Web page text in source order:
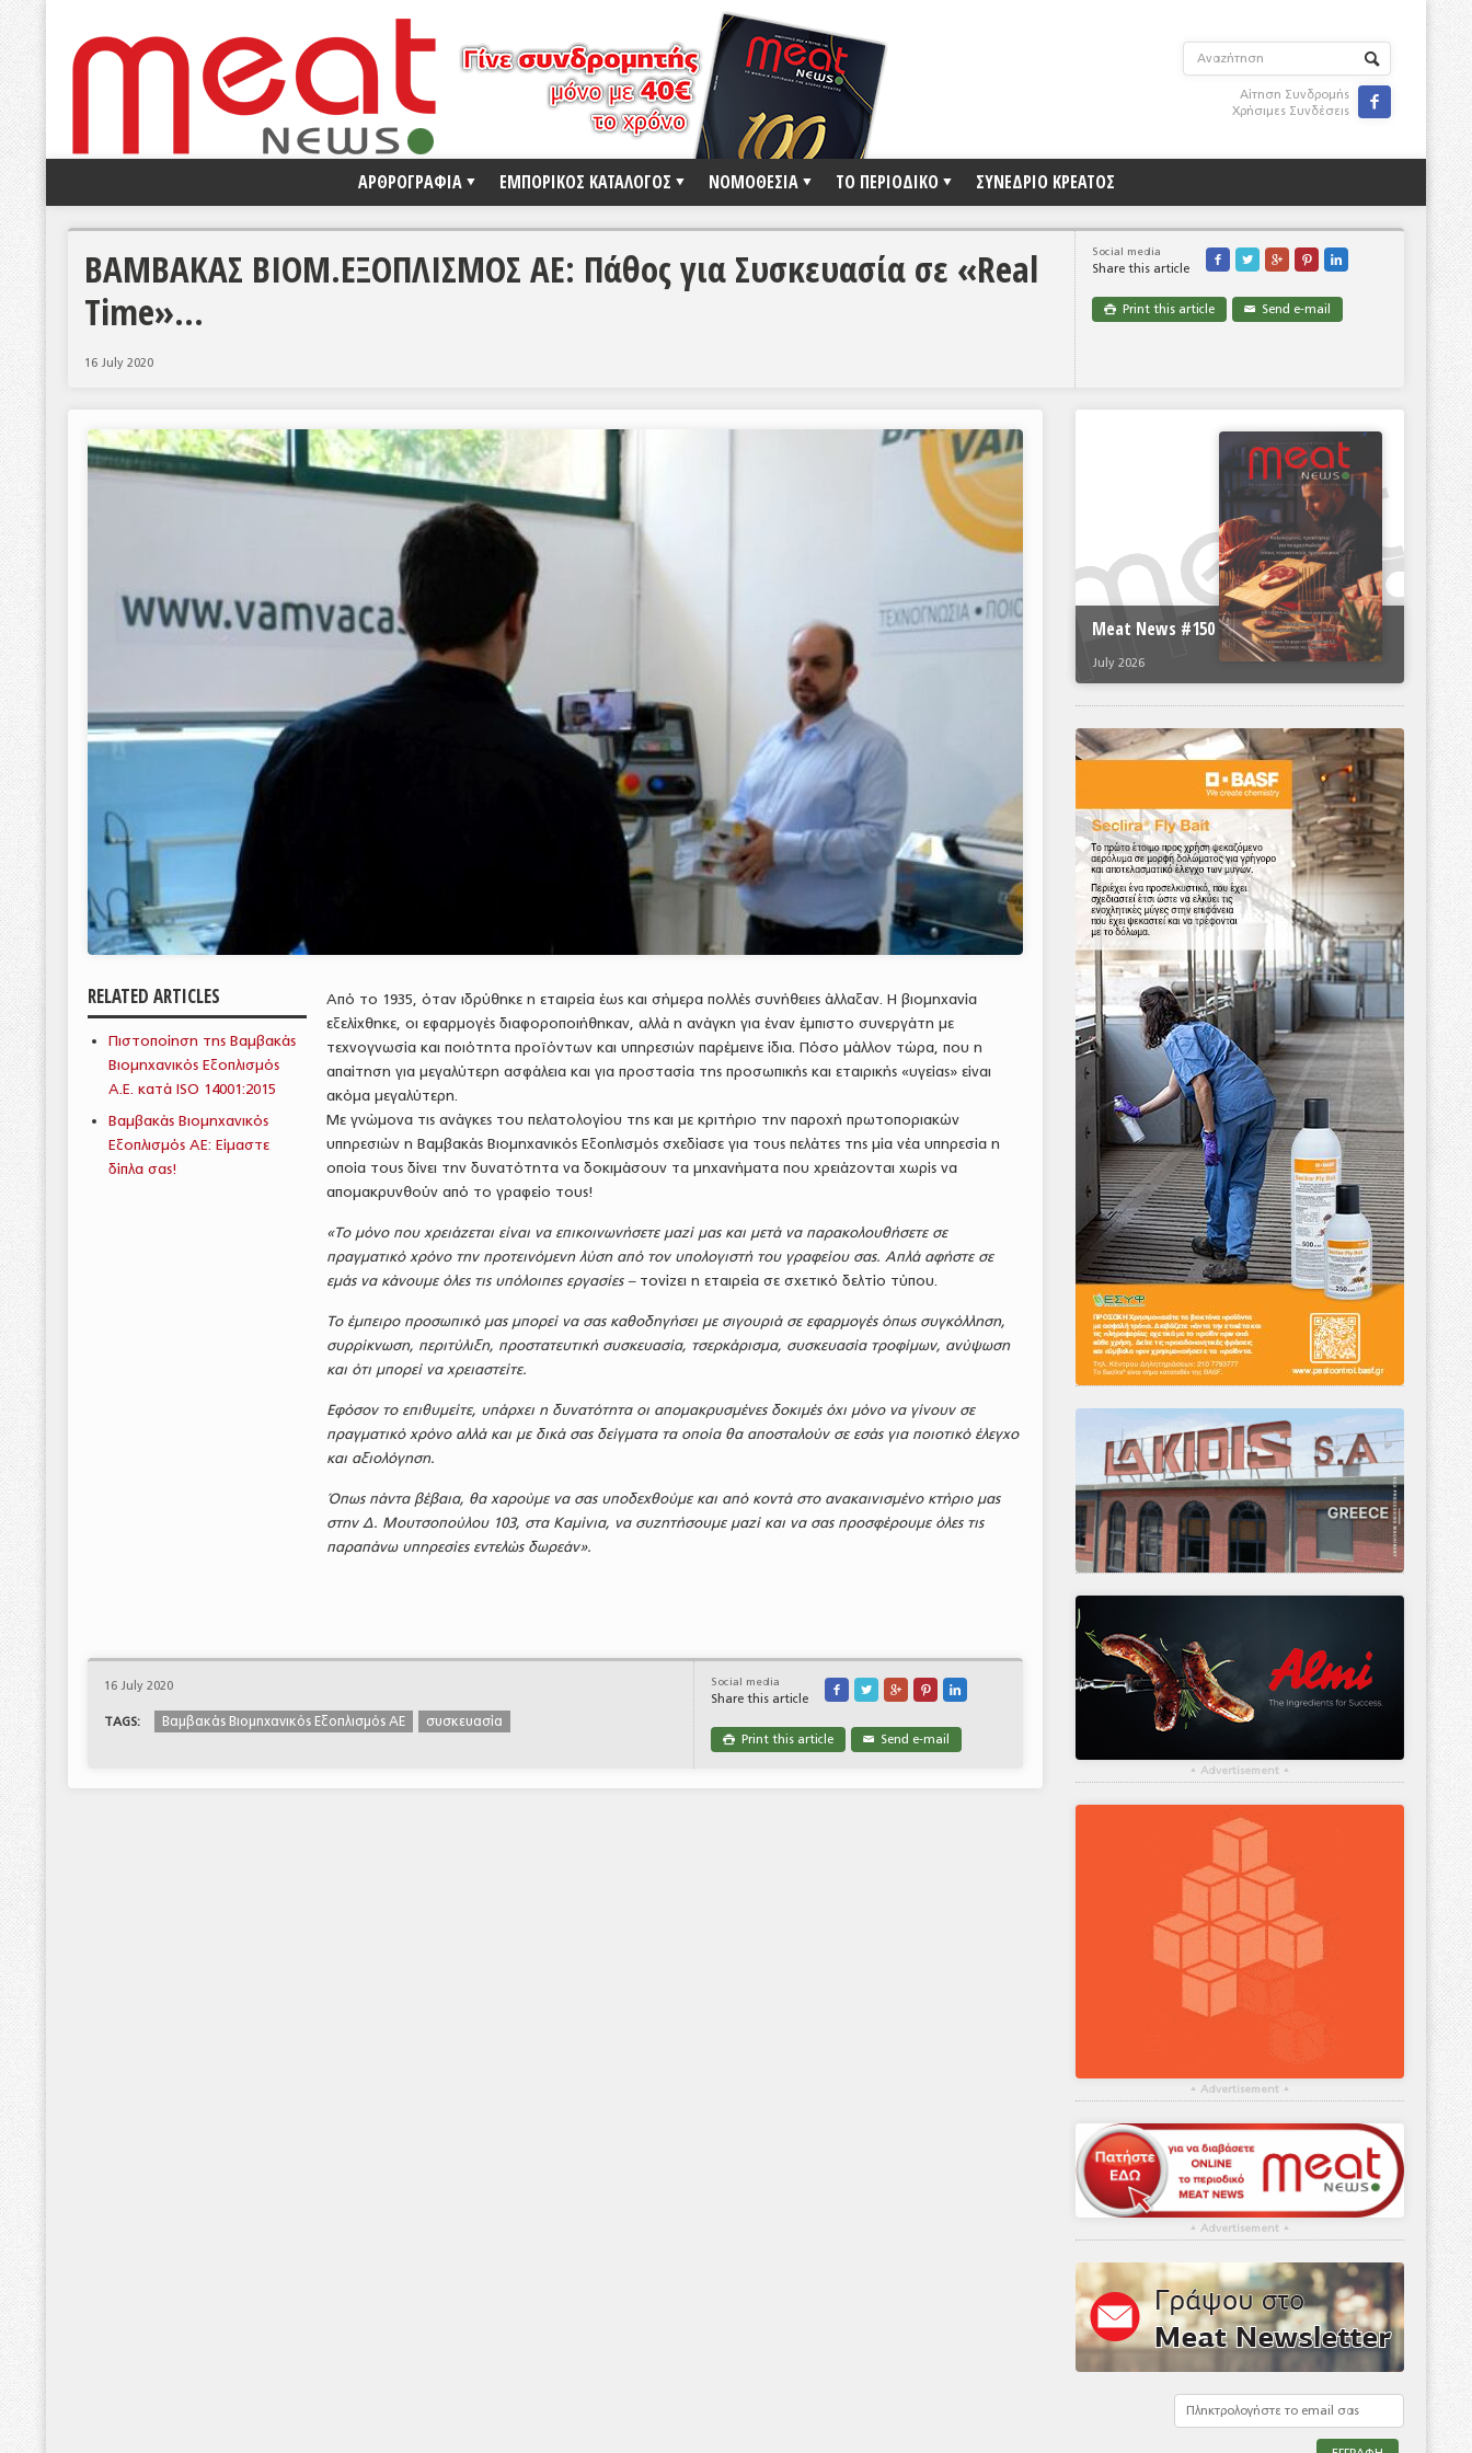
Αίτηση Συνδρομής
Χρήσιμες Συνδέσεις

ΑΡΘΡΟΓΡΑΦΙΑ ΕΜΠΟΡΙΚΟΣ ΚΑΤΑΛΟΓΟΣ ΝΟΜΟΘΕΣΙΑ ΤΟ ΠΕΡΙΟΔΙΚΟ ΣΥΝΕΔΡΙΟ ΚΡΕΑΤΟΣ
Social media
Share this article
    
 Print this article ✉ Send e-mail
ΒΑΜΒΑΚΑΣ ΒΙΟΜ.ΕΞΟΠΛΙΣΜΟΣ ΑE: Πάθος για Συσκευασία σε «Real
Time»…
16 July 2020
RELATED ARTICLES
Πιστοποίηση της Βαμβακάς
Βιομηχανικός Εξοπλισμός
Α.Ε. κατά ISO 14001:2015
Βαμβακάς Βιομηχανικός
Εξοπλισμός ΑΕ: Είμαστε
δίπλα σας!
Από το 1935, όταν ιδρύθηκε η εταιρεία έως και σήμερα πολλές συνήθειες άλλαξαν. H βιομηχανία
εξελίχθηκε, οι εφαρμογές διαφοροποιήθηκαν, αλλά η ανάγκη για έναν έμπιστο συνεργάτη με
τεχνογνωσία και ποιότητα προϊόντων και υπηρεσιών παρέμεινε ίδια. Πόσο μάλλον τώρα, που η
απαίτηση για μεγαλύτερη ασφάλεια και για προστασία της προσωπικής και εταιρικής «υγείας» είναι
ακόμα μεγαλύτερη.
Με γνώμονα τις ανάγκες του πελατολογίου της και με κριτήριο την παροχή πρωτοποριακών
υπηρεσιών η Βαμβακάς Βιομηχανικός Εξοπλισμός σχεδίασε για τους πελάτες της μία νέα υπηρεσία η
οποία τους δίνει την δυνατότητα να δοκιμάσουν τα μηχανήματα που χρειάζονται χωρίς να
απομακρυνθούν από το γραφείο τους!
«Το μόνο που χρειάζεται είναι να επικοινωνήσετε μαζί μας και μετά να παρακολουθήσετε σε
πραγματικό χρόνο την προτεινόμενη λύση από τον υπολογιστή του γραφείου σας. Απλά αφήστε σε
εμάς να κάνουμε όλες τις υπόλοιπες εργασίες – τονίζει η εταιρεία σε σχετικό δελτίο τύπου.
Το έμπειρο προσωπικό μας μπορεί να σας καθοδηγήσει με σιγουριά σε εφαρμογές όπως συγκόλληση,
συρρίκνωση, περιτύλιξη, προστατευτική συσκευασία, τσερκάρισμα, συσκευασία τροφίμων, ανύψωση
και ότι μπορεί να χρειαστείτε.
Εφόσον το επιθυμείτε, υπάρχει η δυνατότητα οι απομακρυσμένες δοκιμές όχι μόνο να γίνουν σε
πραγματικό χρόνο αλλά και με δικά σας δείγματα τα οποία θα αποσταλούν σε εσάς για ποιοτικό έλεγχο
και αξιολόγηση.
Όπως πάντα βέβαια, θα χαρούμε να σας υποδεχθούμε και από κοντά στο ανακαινισμένο κτήριο μας
στην Δ. Μουτσοπούλου 103, στα Καμίνια, να συζητήσουμε μαζί και να σας προσφέρουμε όλες τις
παραπάνω υπηρεσίες εντελώς δωρεάν».
Social media
Share this article
    
 Print this article ✉ Send e-mail
16 July 2020
TAGS: Βαμβακάς Βιομηχανικός Εξοπλισμός ΑΕ συσκευασία
Meat News #150
July 2026
▴ Advertisement ▴
▴ Advertisement ▴
▴ Advertisement ▴